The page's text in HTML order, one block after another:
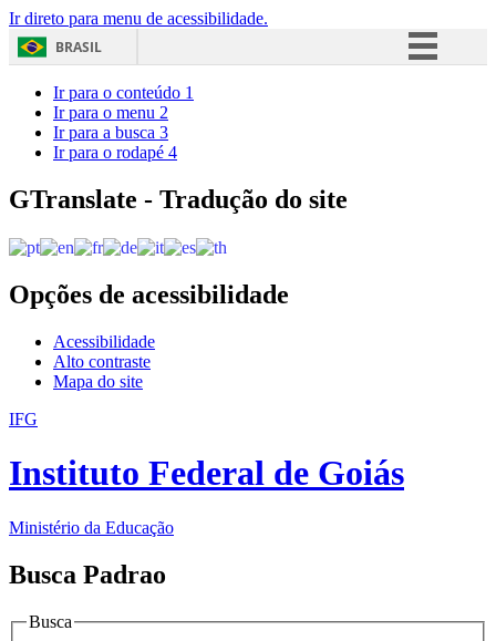
Ir direto para menu de acessibilidade.
BRASIL
Acesso à informação
Ir para o conteúdo 1
Ir para o menu 2
Ir para a busca 3
Ir para o rodapé 4
GTranslate - Tradução do site
Opções de acessibilidade
Acessibilidade
Alto contraste
Mapa do site
IFG
Instituto Federal de Goiás
Ministério da Educação
Busca Padrao
Busca